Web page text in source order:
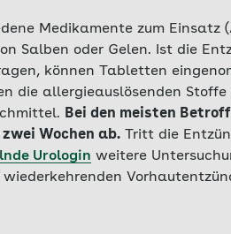
Medikamente zum Einsatz
Salben oder Gelen. Ist die
können Tabletten
die allergieauslösenden
Bei den meisten
Wochen ab. Tritt die
Urologin weitere